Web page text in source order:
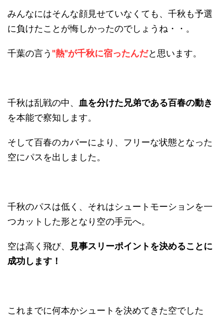
みんなにはそんな顔見せていなくても、千秋も予選
に負けたことが悔しかったのでしょうね・・。
千葉の言う "熱"が千秋に宿ったんだと思います。
千秋は乱戦の中、 血を分けた兄弟である百春の動き
を本能で察知します。
そして百春のカバーにより、フリーな状態となった
空にパスを出しました。
千秋のパスは低く、それはシュートモーションを一
つカットした形となり空の手元へ。
空は高く飛び、
見事スリーポイントを決めることに
成功します！
これまでに何本かシュートを決めてきた空でした